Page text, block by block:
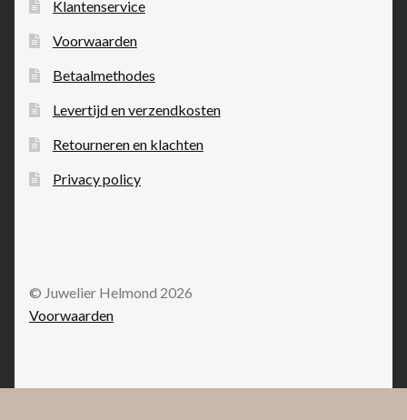
Klantenservice
Voorwaarden
Betaalmethodes
Levertijd en verzendkosten
Retourneren en klachten
Privacy policy
© Juwelier Helmond 2026
Voorwaarden